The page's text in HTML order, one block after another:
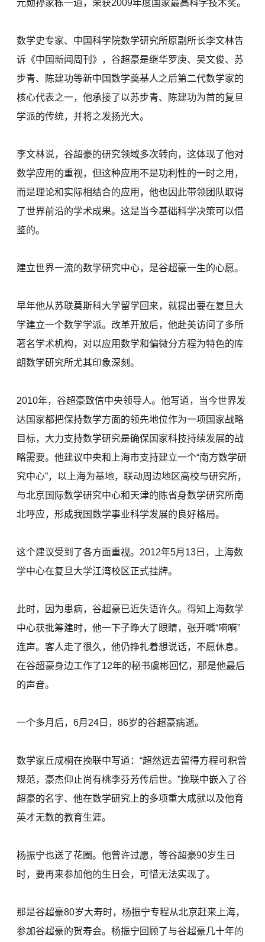
元勋孙家栋一道，荣获2009年度国家最高科学技术奖。
数学史专家、中国科学院数学研究所原副所长李文林告
诉《中国新闻周刊》，谷超豪是继华罗庚、吴文俊、苏
步青、陈建功等新中国数学奠基人之后第二代数学家的
核心代表之一，他承接了以苏步青、陈建功为首的复旦
学派的传统，并将之发扬光大。
李文林说，谷超豪的研究领域多次转向，这体现了他对
数学应用的重视，但这种应用不是功利性的一时之用，
而是理论和实际相结合的应用，他也因此带领团队取得
了世界前沿的学术成果。这是当今基础科学决策可以借
鉴的。
建立世界一流的数学研究中心，是谷超豪一生的心愿。
早年他从苏联莫斯科大学留学回来，就提出要在复旦大
学建立一个数学学派。改革开放后，他赴美访问了多所
著名学术机构，对以应用数学和偏微分方程为特色的库
朗数学研究所尤其印象深刻。
2010年，谷超豪致信中央领导人。他写道，当今世界发
达国家都把保持数学方面的领先地位作为一项国家战略
目标，大力支持数学研究是确保国家科技持续发展的战
略需要。他建议中央和上海市支持建立一个“南方数学研
究中心”，以上海为基地，联动周边地区高校与研究所，
与北京国际数学研究中心和天津的陈省身数学研究所南
北呼应，形成我国数学事业科学发展的良好格局。
这个建议受到了各方面重视。2012年5月13日，上海数
学中心在复旦大学江湾校区正式挂牌。
此时，因为患病，谷超豪已近失语许久。得知上海数学
中心获批筹建时，他一下子睁大了眼睛，张开嘴“嗬嗬”
连声。客人走了很久，他仍挣扎着想说话，不愿休息。
在谷超豪身边工作了12年的秘书虞彬回忆，那是他最后
的声音。
一个多月后，6月24日，86岁的谷超豪病逝。
数学家丘成桐在挽联中写道：“超然远去留得方程可积曾
规范，豪杰仰止尚有桃李芬芳传后世。”挽联中嵌入了谷
超豪的名字、他在数学研究上的多项重大成就以及他育
英才无数的教育生涯。
杨振宁也送了花圈。他曾许过愿，等谷超豪90岁生日
时，要再来参加他的生日会，可惜无法实现了。
那是谷超豪80岁大寿时，杨振宁专程从北京赶来上海，
参加谷超豪的贺寿会。杨振宁回顾了与谷超豪几十年的